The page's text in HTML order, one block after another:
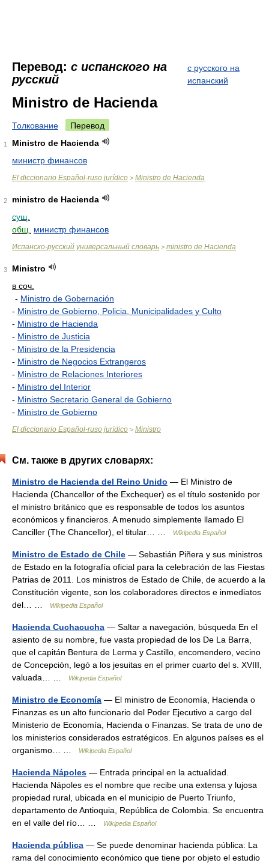
Перевод: с испанского на
русский
с русского на
испанский
Ministro de Hacienda
Толкование Перевод
1
Ministro de Hacienda
министр финансов
El diccionario Español-ruso jurídico > Ministro de Hacienda
2
ministro de Hacienda
сущ.
общ.
министр финансов
Испанско-русский универсальный словарь > ministro de Hacienda
3
Ministro
в соч.
- Ministro de Gobernación
- Ministro de Gobierno, Policia, Municipalidades y Culto
- Ministro de Hacienda
- Ministro de Justicia
- Ministro de la Presidencia
- Ministro de Negocios Extrangeros
- Ministro de Relaciones Interiores
- Ministro del Interior
- Ministro Secretario General de Gobierno
- Ministro de Gobierno
El diccionario Español-ruso jurídico > Ministro
См. также в других словарях:
Ministro de Hacienda del Reino Unido — El Ministro de
Hacienda (Chancellor of the Exchequer) es el título sostenido por
el ministro británico que es responsable de todos los asuntos
económicos y financieros. A menudo simplemente llamado El
Canciller (The Chancellor), el titular… …
Wikipedia Español
Ministro de Estado de Chile — Sebastián Piñera y sus ministros
de Estado en la fotografía oficial para la celebración de las Fiestas
Patrias de 2011. Los ministros de Estado de Chile, de acuerdo a la
Constitución vigente, son los colaboradores directos e inmediatos
del… …
Wikipedia Español
Hacienda Cuchacucha — Saltar a navegación, búsqueda En el
asiento de su nombre, fue vasta propiedad de los De La Barra,
que el capitán Bentura de Lerma y Castillo, encomendero, vecino
de Concepción, legó a los jesuitas en el primer cuarto del s. XVIII,
valuada… …
Wikipedia Español
Ministro de Economía — El ministro de Economía, Hacienda o
Finanzas es un alto funcionario del Poder Ejecutivo a cargo del
Ministerio de Economía, Hacienda o Finanzas. Se trata de uno de
los ministerios considerados estratégicos. En algunos países es el
organismo… …
Wikipedia Español
Hacienda Nápoles — Entrada principal en la actualidad.
Hacienda Nápoles es el nombre que recibe una extensa y lujosa
propiedad rural, ubicada en el municipio de Puerto Triunfo,
departamento de Antioquia, República de Colombia. Se encuentra
en el valle del río… …
Wikipedia Español
Hacienda pública — Se puede denominar hacienda pública: La
rama del conocimiento económico que tiene por objeto el estudio